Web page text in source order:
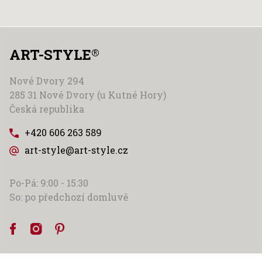
ART-STYLE®
Nové Dvory 294
285 31 Nové Dvory (u Kutné Hory)
Česká republika
+420 606 263 589
art-style@art-style.cz
Po-Pá: 9:00 - 15:30
So: po předchozí domluvě